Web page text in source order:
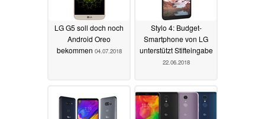
LG G5 soll doch noch
Android Oreo
bekommen 04.07.2018
Stylo 4: Budget-
Smartphone von LG
unterstützt Stifteingabe
22.06.2018